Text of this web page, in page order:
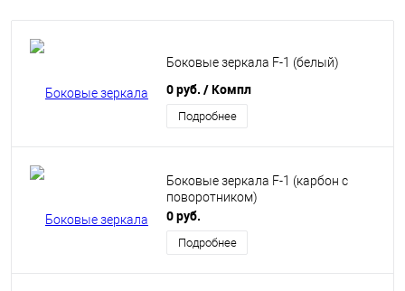
Боковые зеркала F-1 (белый)
0 руб. / Компл
Подробнее
Боковые зеркала F-1 (карбон с
поворотником)
0 руб.
Подробнее